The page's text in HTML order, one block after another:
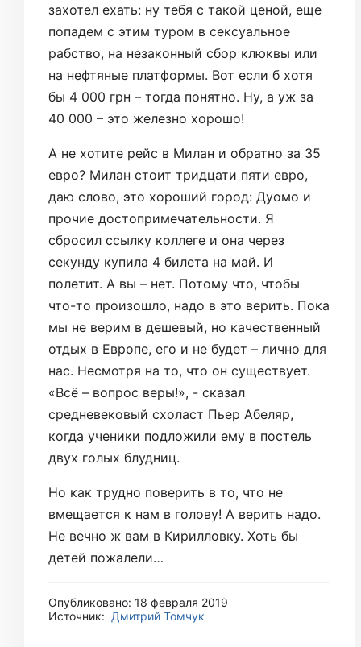
захотел ехать: ну тебя с такой ценой, еще
попадем с этим туром в сексуальное
рабство, на незаконный сбор клюквы или
на нефтяные платформы. Вот если б хотя
бы 4 000 грн – тогда понятно. Ну, а уж за
40 000 – это железно хорошо!
А не хотите рейс в Милан и обратно за 35
евро? Милан стоит тридцати пяти евро,
даю слово, это хороший город: Дуомо и
прочие достопримечательности. Я
сбросил ссылку коллеге и она через
секунду купила 4 билета на май. И
полетит. А вы – нет. Потому что, чтобы
что-то произошло, надо в это верить. Пока
мы не верим в дешевый, но качественный
отдых в Европе, его и не будет – лично для
нас. Несмотря на то, что он существует.
«Всё – вопрос веры!», - сказал
средневековый схоласт Пьер Абеляр,
когда ученики подложили ему в постель
двух голых блудниц.
Но как трудно поверить в то, что не
вмещается к нам в голову! А верить надо.
Не вечно ж вам в Кирилловку. Хоть бы
детей пожалели…
Опубликовано: 18 февраля 2019
Источник: Дмитрий Томчук